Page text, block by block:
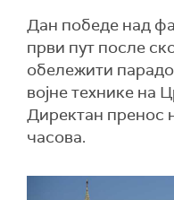
Дан победе над
први пут после
обележити
војне технике на
Директан пренос
часова.